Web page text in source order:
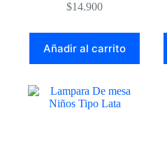
$14.900
Añadir al carrito